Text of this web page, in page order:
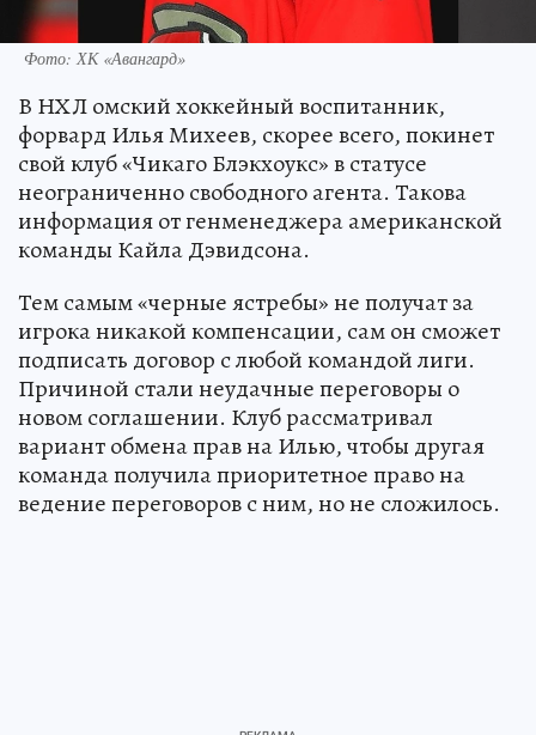
Фото: ХК «Авангард»
В НХЛ омский хоккейный воспитанник,
форвард Илья Михеев, скорее всего, покинет
свой клуб «Чикаго Блэкхоукс» в статусе
неограниченно свободного агента. Такова
информация от генменеджера американской
команды Кайла Дэвидсона.
Тем самым «черные ястребы» не получат за
игрока никакой компенсации, сам он сможет
подписать договор с любой командой лиги.
Причиной стали неудачные переговоры о
новом соглашении. Клуб рассматривал
вариант обмена прав на Илью, чтобы другая
команда получила приоритетное право на
ведение переговоров с ним, но не сложилось.